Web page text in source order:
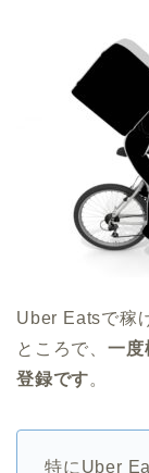
Uber Eatsで稼
ところで、 一度
登録です。
特にUber